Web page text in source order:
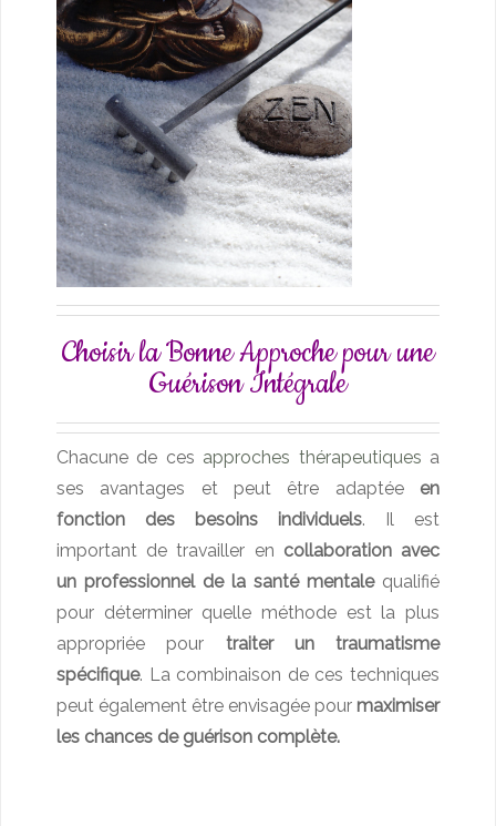
Choisir la Bonne Approche pour une
Guérison Intégrale
Chacune de ces approches thérapeutiques a
ses avantages et peut être adaptéeen
fonction des besoins individuels. Il est
important de travailler en collaboration avec
un professionnel de la santé mentalequalifié
pour déterminer quelle méthode est la plus
appropriée pour traiter un traumatisme
spécifique. La combinaison de ces techniques
peut également être envisagée pour maximiser
les chances de guérison complète.